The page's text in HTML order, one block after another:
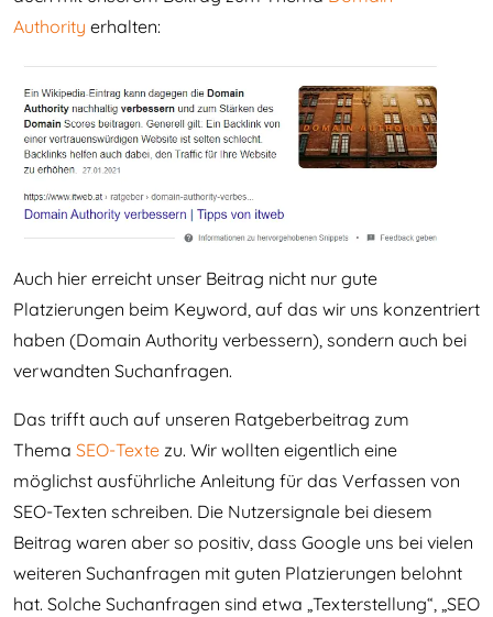
Authority erhalten:
Auch hier erreicht unser Beitrag nicht nur gute
Platzierungen beim Keyword, auf das wir uns konzentriert
haben (Domain Authority verbessern), sondern auch bei
verwandten Suchanfragen.
Das trifft auch auf unseren Ratgeberbeitrag zum
Thema SEO-Texte zu. Wir wollten eigentlich eine
möglichst ausführliche Anleitung für das Verfassen von
SEO-Texten schreiben. Die Nutzersignale bei diesem
Beitrag waren aber so positiv, dass Google uns bei vielen
weiteren Suchanfragen mit guten Platzierungen belohnt
hat. Solche Suchanfragen sind etwa „Texterstellung“, „SEO